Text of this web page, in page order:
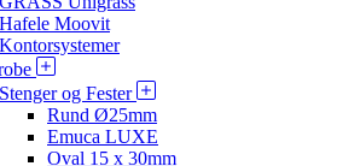
Hafele Moovit
Kontorsystemer
Stenger og Fester
Rund Ø25mm
Emuca LUXE
Oval 15 x 30mm